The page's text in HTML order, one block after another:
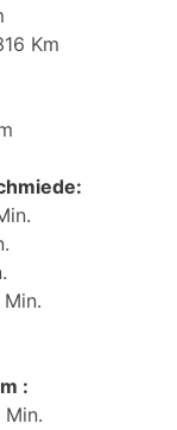
Km
: